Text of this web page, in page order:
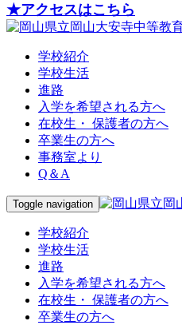
★アクセスはこちら
学校紹介
学校生活
進路
入学を希望される方へ
在校生・ 保護者の方へ
卒業生の方へ
事務室より
Q＆A
Toggle navigation
学校紹介
学校生活
進路
入学を希望される方へ
在校生・ 保護者の方へ
卒業生の方へ